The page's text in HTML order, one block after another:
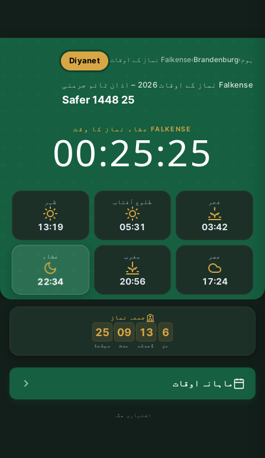
ہوم›
Brandenburg
›Falkense نماز کے اوقات Diyanet
Falkense نماز کے اوقات 2026 – اذان ٹائم جرمنی
25 Safer 1448
FALKENSE عشاء نماز کا وقت
00:25:24
فجر
03:42
طلوع آفتاب
05:31
ظہر
13:19
عصر
17:24
مغرب
20:56
عشاء
22:34
جمعہ نماز
6
دن
:
13
گھنٹے
:
09
منٹ
:
24
سیکنڈ
ماہانہ اوقات
اشتہاری جگہ